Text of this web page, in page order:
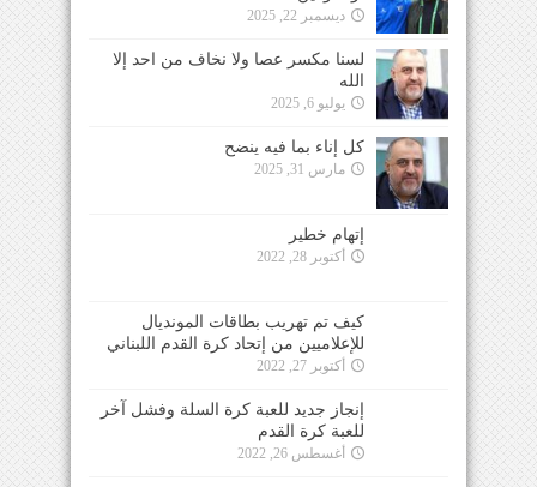
ديسمبر 22, 2025
لسنا مكسر عصا ولا نخاف من احد إلا
الله
يوليو 6, 2025
كل إناء بما فيه ينضح
مارس 31, 2025
إتهام خطير
أكتوبر 28, 2022
كيف تم تهريب بطاقات المونديال
للإعلاميين من إتحاد كرة القدم اللبناني
أكتوبر 27, 2022
إنجاز جديد للعبة كرة السلة وفشل آخر
للعبة كرة القدم
أغسطس 26, 2022